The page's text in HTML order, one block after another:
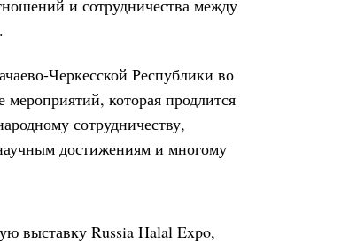
и сотрудничества между
Черкесской Республики во
которая продлится
сотрудничеству,
достижениям и многому
выставку Russia Halal Expo,